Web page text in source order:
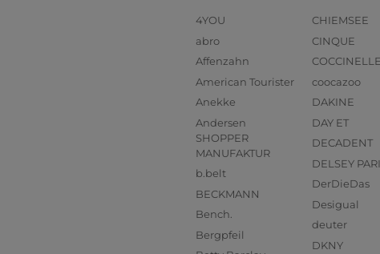
4YOU
abro
Affenzahn
American Tourister
Anekke
Andersen
SHOPPER
MANUFAKTUR
b.belt
BECKMANN
Bench.
Bergpfeil
CHIEMSEE
CINQUE
COCCINELLE
coocazoo
DAKINE
DAY ET
DECADENT
DELSEY
DerDieDas
Desigual
deuter
DKNY